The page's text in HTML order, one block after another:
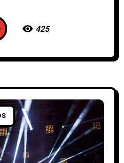
425